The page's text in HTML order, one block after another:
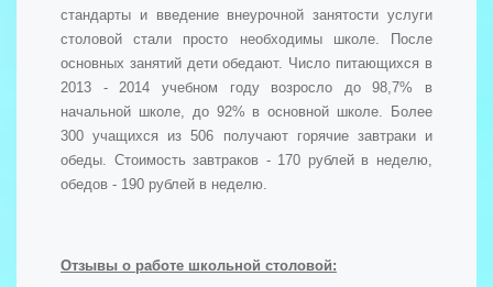
стандарты и введение внеурочной занятости услуги
столовой стали просто необходимы школе. После
основных занятий дети обедают. Число питающихся в
2013 - 2014 учебном году возросло до 98,7% в
начальной школе, до 92% в основной школе. Более
300 учащихся из 506 получают горячие завтраки и
обеды. Стоимость завтраков - 170 рублей в неделю,
обедов - 190 рублей в неделю.
Отзывы о работе школьной столовой: